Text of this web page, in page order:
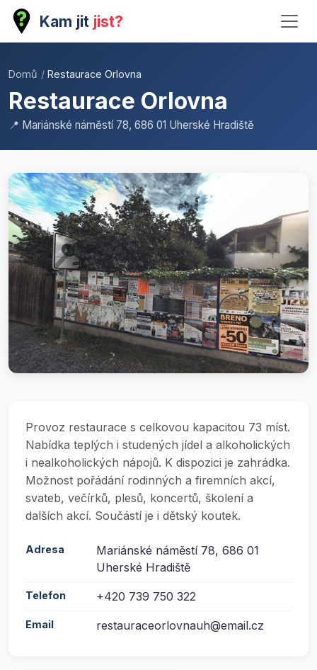
Kam jit jist?
Domů / Restaurace Orlovna
Restaurace Orlovna
📍 Mariánské náměstí 78, 686 01 Uherské Hradiště
Provoz restaurace s celkovou kapacitou 73 míst.
Nabídka teplých i studených jídel a alkoholických
i nealkoholických nápojů. K dispozici je zahrádka.
Možnost pořádání rodinných a firemních akcí,
svateb, večírků, plesů, koncertů, školení a
dalších akcí. Součástí je i dětský koutek.
Adresa
Mariánské náměstí 78, 686 01
Uherské Hradiště
Telefon +420 739 750 322
Email restauraceorlovnauh@email.cz